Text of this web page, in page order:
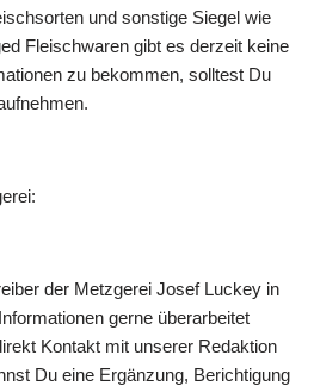
und sonstige Siegel wie
Fleischwaren gibt es derzeit keine
zu bekommen, solltest Du
der Metzgerei Josef Luckey in
gerne überarbeitet
Kontakt mit unserer Redaktion
Du eine Ergänzung, Berichtigung